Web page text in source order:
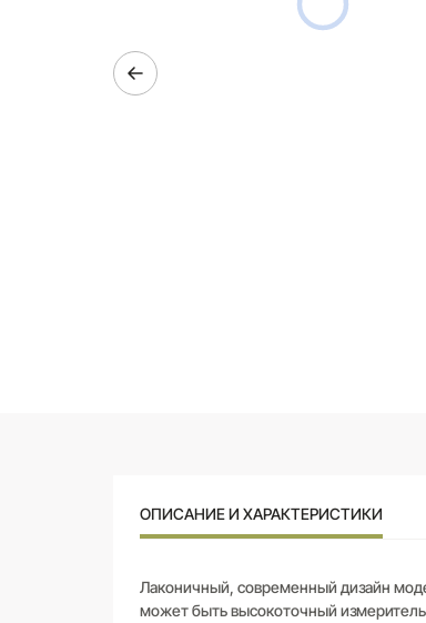
ОПИСАНИЕ И ХАРАКТЕРИСТИКИ
Лаконичный, современный дизайн
может быть высокоточный